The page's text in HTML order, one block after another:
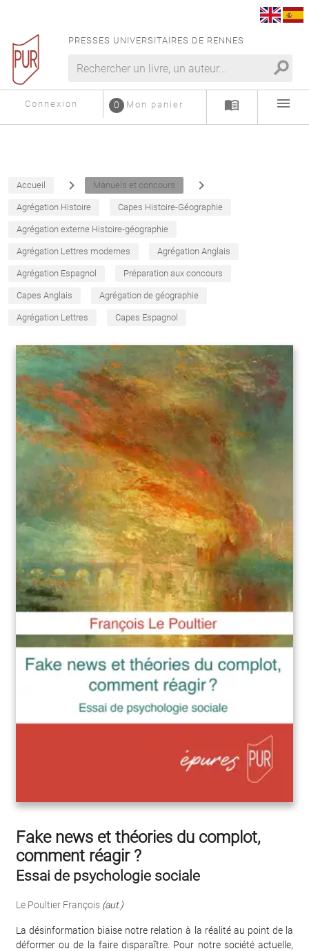
PRESSES UNIVERSITAIRES DE RENNES
search
Connexion Mon panier
0 menu_book menu
Accueil navigate_next Manuels et concours navigate_next
Agrégation Histoire Capes Histoire-Géographie
Agrégation externe Histoire-géographie
Agrégation Lettres modernes Agrégation Anglais
Agrégation Espagnol Préparation aux concours
Capes Anglais Agrégation de géographie
Agrégation Lettres Capes Espagnol
Fake news et théories du complot,
comment réagir ?
Essai de psychologie sociale
Le Poultier François (aut.)
La désinformation biaise notre relation à la réalité au point de la
déformer ou de la faire disparaître. Pour notre société actuelle,